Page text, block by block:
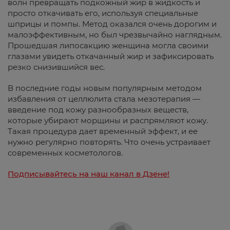
волн превращать подкожный жир в жидкость и
просто откачивать его, используя специальные
шприцы и помпы. Метод оказался очень дорогим и
малоэффективным, но был чрезвычайно наглядным.
Прошедшая липосакцию женщина могла своими
глазами увидеть откачанный жир и зафиксировать
резко снизившийся вес.
В последние годы новым популярным методом
избавления от целлюлита стала мезотерапия —
введение под кожу разнообразных веществ,
которые убирают морщины и распрямляют кожу.
Такая процедура дает временный эффект, и ее
нужно регулярно повторять. Что очень устраивает
современных косметологов.
Подписывайтесь на наш канал в Дзене!